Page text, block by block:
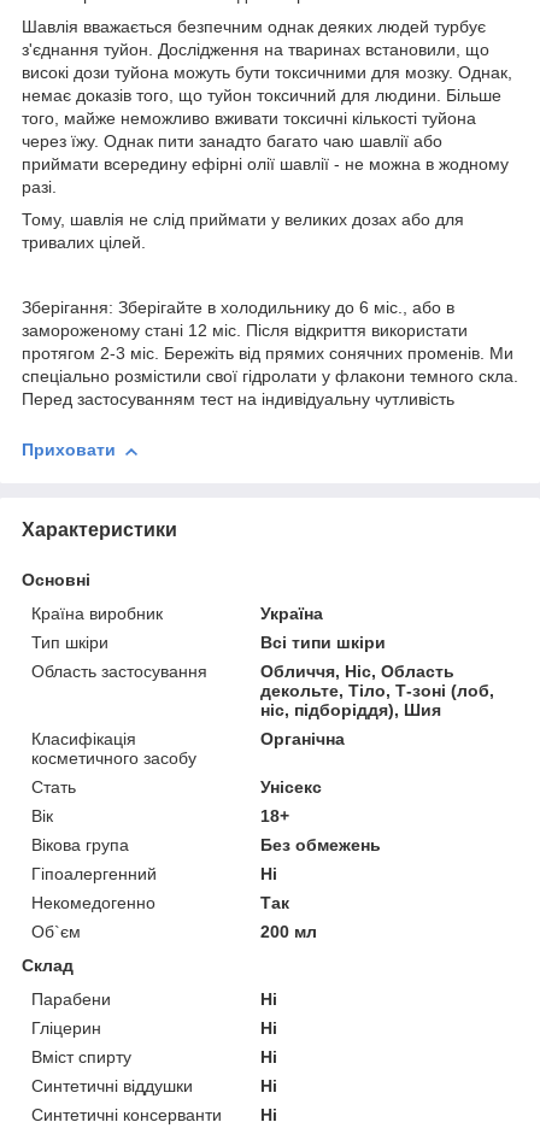
Шавлія вважається безпечним однак деяких людей турбує
з'єднання туйон. Дослідження на тваринах встановили, що
високі дози туйона можуть бути токсичними для мозку. Однак,
немає доказів того, що туйон токсичний для людини. Більше
того, майже неможливо вживати токсичні кількості туйона
через їжу. Однак пити занадто багато чаю шавлії або
приймати всередину ефірні олії шавлії - не можна в жодному
разі.
Тому, шавлія не слід приймати у великих дозах або для
тривалих цілей.
Зберігання: Зберігайте в холодильнику до 6 міс., або в
замороженому стані 12 міс. Після відкриття використати
протягом 2-3 міс. Бережіть від прямих сонячних променів. Ми
спеціально розмістили свої гідролати у флакони темного скла.
Перед застосуванням тест на індивідуальну чутливість
Приховати
Характеристики
Основні
Країна виробник
Україна
Тип шкіри
Всі типи шкіри
Область застосування
Обличчя, Ніс, Область
декольте, Тіло, Т-зоні (лоб,
ніс, підборіддя), Шия
Класифікація
косметичного засобу
Органічна
Стать
Унісекс
Вік
18+
Вікова група
Без обмежень
Гіпоалергенний
Ні
Некомедогенно
Так
Об`єм
200 мл
Склад
Парабени
Ні
Гліцерин
Ні
Вміст спирту
Ні
Синтетичні віддушки
Ні
Синтетичні консерванти
Ні